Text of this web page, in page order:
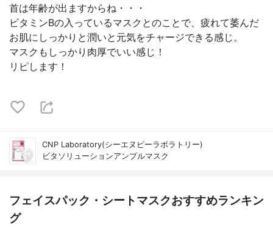
首は年齢が出ますからね・・・
ビタミンBの入っているマスクとのことで、疲れて萎んだ
お肌にしっかりと潤いと元気をチャージできる感じ。
マスクもしっかり肉厚でいい感じ！
リピします！
CNP Laboratory(シーエヌピーラボラトリー)
ビタソリューションアンプルマスク
フェイスパック・シートマスクおすすめランキン
グ